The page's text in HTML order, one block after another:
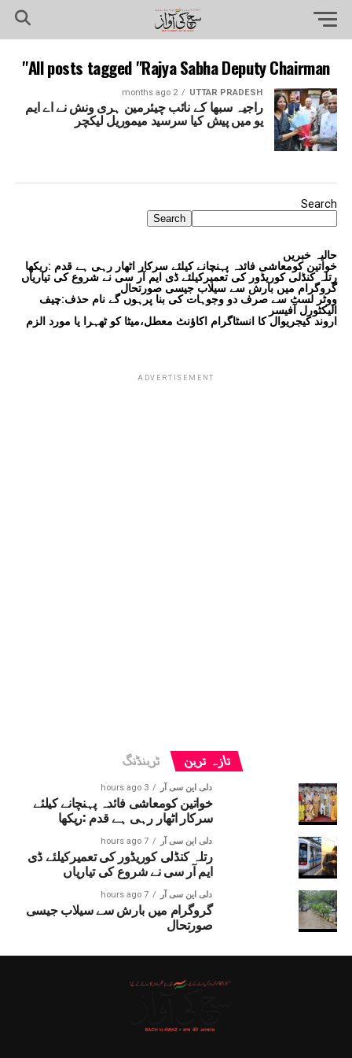
All posts tagged "Rajya Sabha Deputy Chairman"
UTTAR PRADESH
2 months ago
راجیہ سبھا کے نائب چیئرمین ہری ونش نے اے ایم
یو میں پیش کیا سرسید میموریل لیکچر
Search
Search
حالیہ خبریں
خواتین کومعاشی فائدہ پہنچانے کیلئے سرکار اٹھار رہی ہے قدم :ریکھا
رتلہ کنڈلی کوریڈور کی تعمیرکیلئے ڈی ایم آر سی نے شروع کی تیاریاں
گروگرام میں بارش سے سیلاب جیسی صورتحال
ووٹر لسٹ سے صرف دو وجوہات کی بنا پرہوں گے نام حذف:چیف
الیکٹورل آفیسر
اروند کیجریوال کا انسٹاگرام اکاؤنٹ معطل،میٹا کو ٹھہرا یا مورد الزم
ADVERTISEMENT
تازہ ترین ٹرینڈنگ
دلی این سی آر 3 hours ago
خواتین کومعاشی فائدہ پہنچانے کیلئے
سرکار اٹھار رہی ہے قدم :ریکھا
دلی این سی آر 7 hours ago
رتلہ کنڈلی کوریڈور کی تعمیرکیلئے ڈی
ایم آر سی نے شروع کی تیاریاں
دلی این سی آر 7 hours ago
گروگرام میں بارش سے سیلاب جیسی
صورتحال